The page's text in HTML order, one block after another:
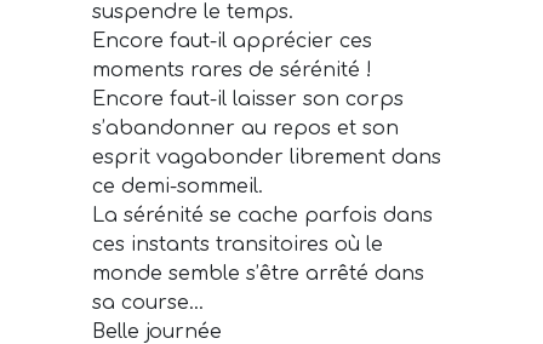
suspendre le temps.
Encore faut-il apprécier ces
moments rares de sérénité !
Encore faut-il laisser son corps
s’abandonner au repos et son
esprit vagabonder librement dans
ce demi-sommeil.
La sérénité se cache parfois dans
ces instants transitoires où le
monde semble s’être arrêté dans
sa course…
Belle journée